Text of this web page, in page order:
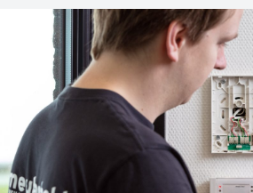
Werken bij
Meulenbeld
Werken bij het leukste
beveiligingsbedrijf van